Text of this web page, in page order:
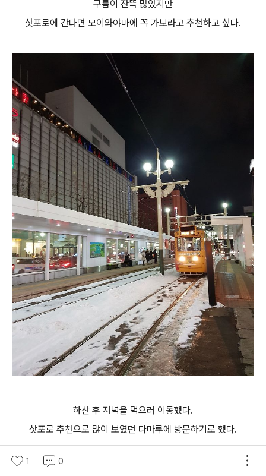
구름이 잔뜩 많았지만
삿포로에 간다면 모이와야마에 꼭 가보라고 추천하고 싶다.
하산 후 저녁을 먹으러 이동했다.
삿포로 추천으로 많이 보였던 다마루에 방문하기로 했다.
스스키노 띠용용한 장소에 위치해있다.
1 0